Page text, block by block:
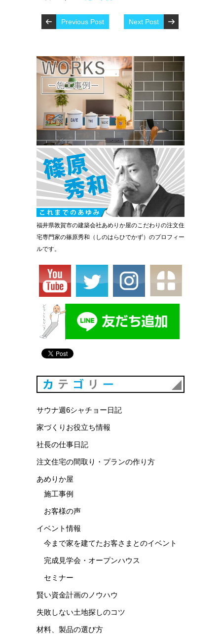
Previous Post Next Post
福井県敦賀市の建築会社あめりか屋のこだわりの注文住
宅専門家の篠原秀和（しのはらひでかず）のプロフィー
ルです。
サウナ週6シャチョー日記
家づくりお役立ち情報
社長の仕事日記
注文住宅の間取り・プランの作り方
あめりか屋
施工事例
お客様の声
イベント情報
今まで家を建てたお客さまとのイベント
完成見学会・オープンハウス
セミナー
賢い資金計画のノウハウ
失敗しない土地探しのコツ
材料、製品の選び方